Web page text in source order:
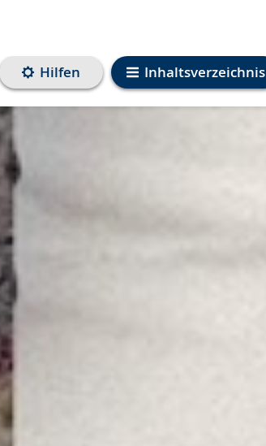
Inhaltsverzeichnis
Hilfen